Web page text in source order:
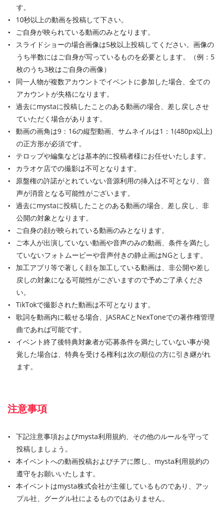
す。
10秒以上の動画を投稿して下さい。
ご自身が映られている動画のみとなります。
スライドショーの場合画像は5枚以上投稿してください。画像の
うち半数にはご自身が写っているものを必要とします。（例：5
枚のうち3枚はご自身の画像）
同一人物が複数アカウントでイベントに参加した場合、全ての
アカウントが失格になります。
過去にmystaに投稿したことのある動画の場合、差し戻しさせ
ていただく場合があります。
動画の画角は9：16の縦型動画、サムネイルは1：1(480px以上)
の正方形が必須です。
テロップや編集などは基本的に投稿者様にお任せいたします。
カラオケ店での撮影は不可となります。
原盤権の許諾がとれていない音源利用の挿入は不可となり、音
声が消音となる可能性がございます。
過去にmystaに投稿したことのある動画の場合、差し戻し、非
公開の対象となります。
ご自身の顔が映られている動画のみとなります。
ご本人が出演していない動画や音声のみの動画、条件を満たし
ていないフォトムービーや音声付きの静止画はNGとします。
加工アプリ等で著しく顔を加工している動画は、非公開や差し
戻しの対象になる可能性がございますので予めご了承くださ
い。
TikTokで撮影された動画は不可となります。
歌詞を動画内に載せる場合、JASRACとNexToneでの著作権管理
曲であれば可能です。
イベント終了後特典対象者が応募条件を満たしていない事が発
覚した場合は、特典を受ける権利は次の順位の方に引き継がれ
ます。
注意事項
下記注意事項およびmysta利用規約、その他のルールを守って
投稿しましょう。
本イベントへの動画投稿およびチアに際し、mysta利用規約の
遵守をお願いいたします。
本イベントはmysta株式会社が主催しているものであり、アッ
プル社、グーグル社によるものではありません。